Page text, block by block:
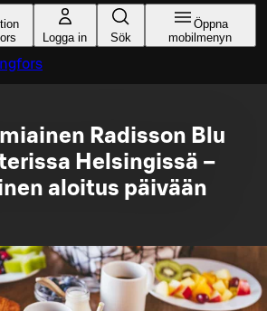
Logga in Sök
Öppna
mobilmenyn
Radisson Blu
Helsingissä –
aloitus päivään